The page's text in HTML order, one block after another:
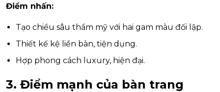
Điểm nhấn:
Tạo chiều sâu thẩm mỹ với hai gam màu đối lập.
Thiết kế kệ liền bàn, tiện dụng.
Hợp phong cách luxury, hiện đại.
3. Điểm mạnh của bàn trang